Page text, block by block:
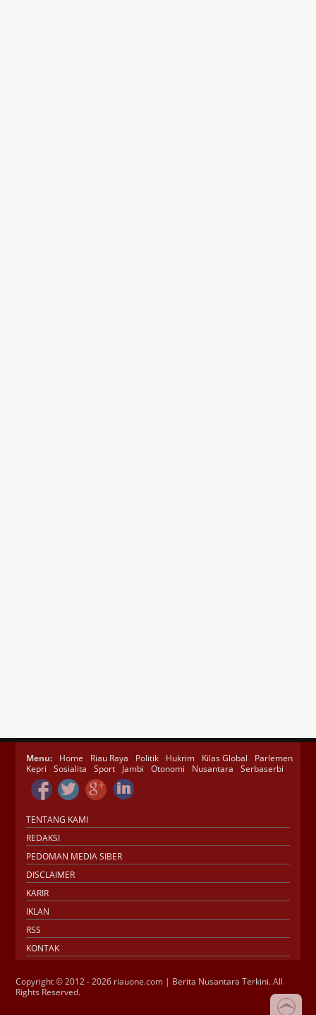
Menu: Home Riau Raya Politik Hukrim Kilas Global
Parlemen
Kepri
Sosialita Sport Jambi Otonomi Nusantara Serbaserbi
TENTANG KAMI
REDAKSI
PEDOMAN MEDIA SIBER
DISCLAIMER
KARIR
IKLAN
RSS
KONTAK
Copyright © 2012 - 2026 riauone.com | Berita Nusantara Terkini. All
Rights Reserved.